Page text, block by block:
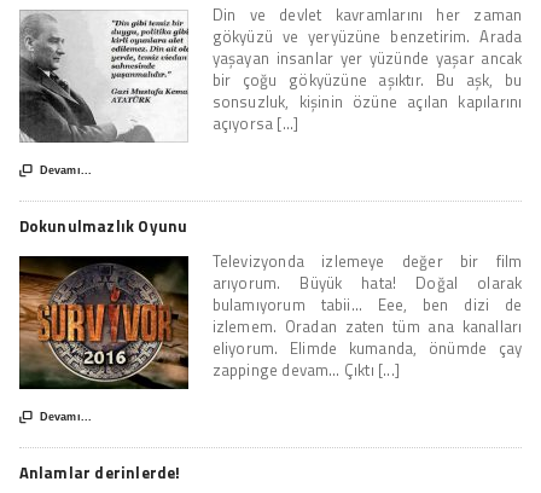
Din ve devlet kavramlarını her zaman
gökyüzü ve yeryüzüne benzetirim. Arada
yaşayan insanlar yer yüzünde yaşar ancak
bir çoğu gökyüzüne aşıktır. Bu aşk, bu
sonsuzluk, kişinin özüne açılan kapılarını
açıyorsa [...]
 Devamı...
Dokunulmazlık Oyunu
Televizyonda izlemeye değer bir film
arıyorum. Büyük hata! Doğal olarak
bulamıyorum tabii… Eee, ben dizi de
izlemem. Oradan zaten tüm ana kanalları
eliyorum. Elimde kumanda, önümde çay
zappinge devam… Çıktı [...]
 Devamı...
Anlamlar derinlerde!